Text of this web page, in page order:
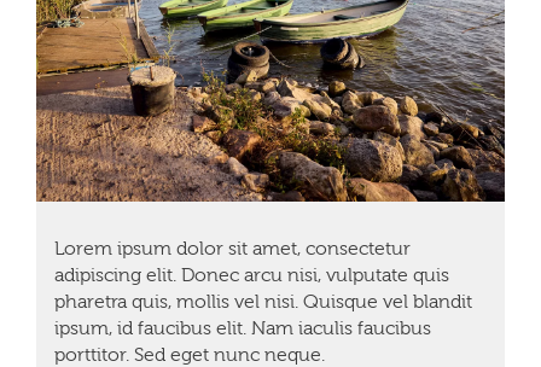
Lorem ipsum dolor sit amet, consectetur
adipiscing elit. Donec arcu nisi, vulputate quis
pharetra quis, mollis vel nisi. Quisque vel blandit
ipsum, id faucibus elit. Nam iaculis faucibus
porttitor. Sed eget nunc neque.